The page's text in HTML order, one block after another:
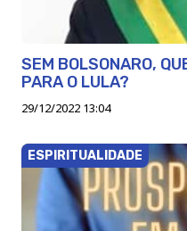
SEM BOLSONARO,
PARA O LULA?
29/12/2022 13:04
ESPIRITUALIDADE